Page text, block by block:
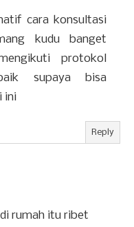
cara konsultasi
kudu banget
protokol
supaya bisa
ini
Reply
rumah itu ribet